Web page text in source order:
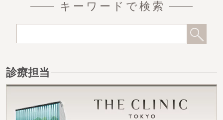
キーワードで検索
診療担当